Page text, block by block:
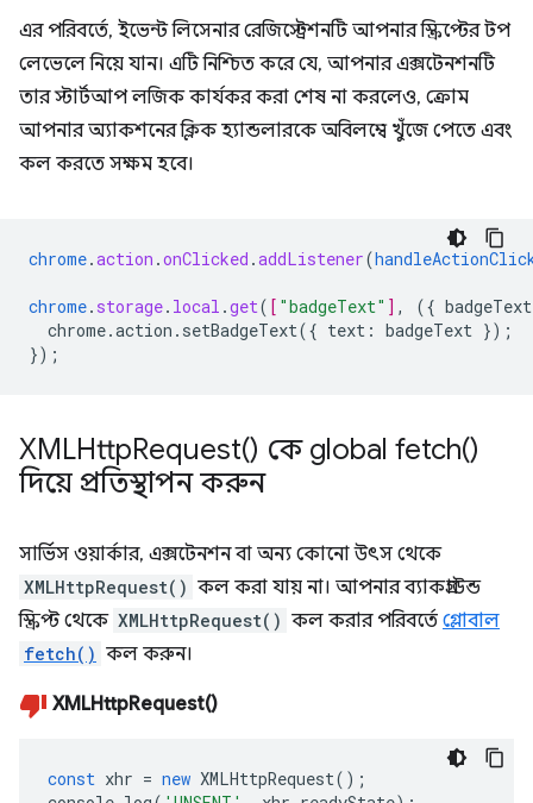
এর পরিবর্তে, ইভেন্ট লিসেনার রেজিস্ট্রেশনটি আপনার স্ক্রিপ্টের টপ
লেভেলে নিয়ে যান। এটি নিশ্চিত করে যে, আপনার এক্সটেনশনটি
তার স্টার্টআপ লজিক কার্যকর করা শেষ না করলেও, ক্রোম
আপনার অ্যাকশনের ক্লিক হ্যান্ডলারকে অবিলম্বে খুঁজে পেতে এবং
কল করতে সক্ষম হবে।
chrome.action .onClicked .addListener(
chrome. storage. local .get( [ "badgeText" ] , ({ badgeText
chrome.action.setBadgeText({ text : badgeText });
});
XMLHttpRequest() কে global fetch()
দিয়ে প্রতিস্থাপন করুন
সার্ভিস ওয়ার্কার, এক্সটেনশন বা অন্য কোনো উৎস থেকে
XMLHttpRequest() কল করা যায় না। আপনার ব্যাকগ্রাউন্ড
স্ক্রিপ্ট থেকে XMLHttpRequest() কল করার পরিবর্তে গ্লোবাল
fetch() কল করুন।
XMLHttpRequest()
const xhr = new XMLHttpRequest();